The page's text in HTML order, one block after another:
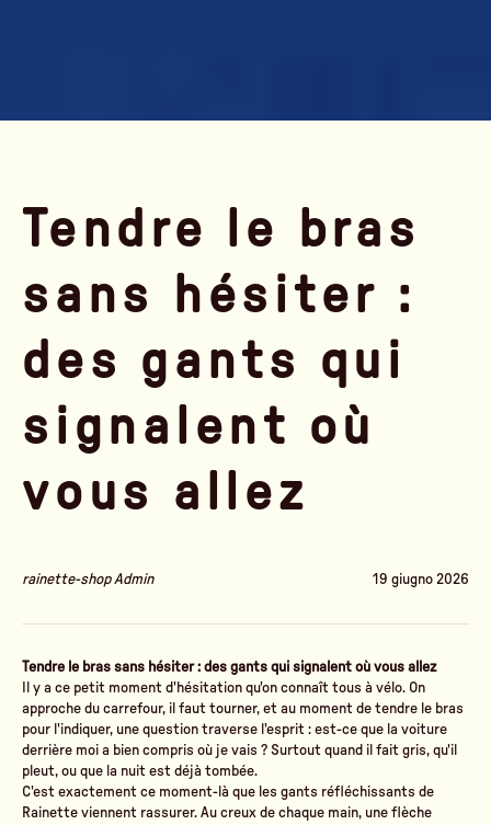
Tendre le bras
sans hésiter :
des gants qui
signalent où
vous allez
rainette-shop Admin 19 giugno 2026
Tendre le bras sans hésiter : des gants qui signalent où vous allez
Il y a ce petit moment d'hésitation qu'on connaît tous à vélo. On
approche du carrefour, il faut tourner, et au moment de tendre le bras
pour l'indiquer, une question traverse l'esprit : est-ce que la voiture
derrière moi a bien compris où je vais ? Surtout quand il fait gris, qu'il
pleut, ou que la nuit est déjà tombée.
C'est exactement ce moment-là que les gants réfléchissants de
Rainette viennent rassurer. Au creux de chaque main, une flèche